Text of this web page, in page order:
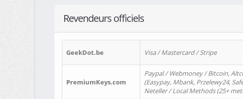
Revendeurs officiels
GeekDot.be Visa / Mastercard / Stripe
PremiumKeys.com
Paypal / Webmoney / Bitcoin,
(Easypay, Mbank, Przelewy24,
Neteller / Local Methods (25+